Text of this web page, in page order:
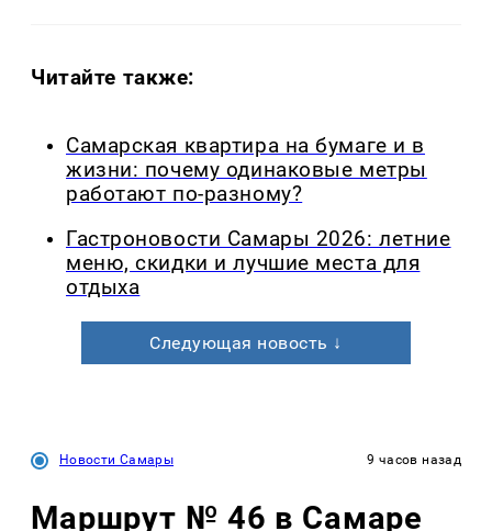
Читайте также:
Самарская квартира на бумаге и в
жизни: почему одинаковые метры
работают по-разному?
Гастроновости Самары 2026: летние
меню, скидки и лучшие места для
отдыха
Следующая новость ↓
Новости Самары 9 часов назад
Маршрут № 46 в Самаре